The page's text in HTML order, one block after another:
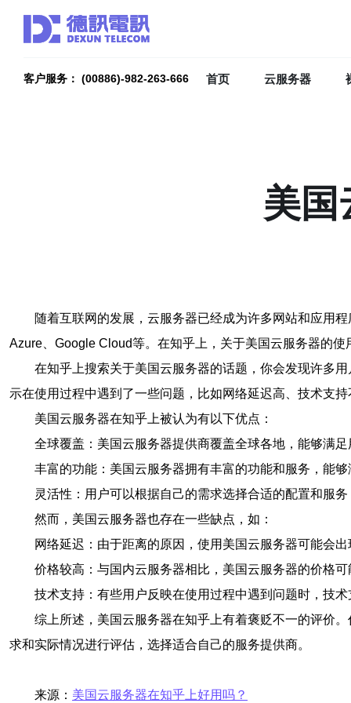
客户服务： (00886)-982-263-666 首页 云服务器
美国
随着互联网的发展，云服务器已经成为许多网站和应用
Azure、Google Cloud等。在知乎上，关于美国云服务器的
在知乎上搜索关于美国云服务器的话题，你会发现许多
示在使用过程中遇到了一些问题，比如网络延迟高、技术支
美国云服务器在知乎上被认为有以下优点：
全球覆盖：美国云服务器提供商覆盖全球各地，能够满
丰富的功能：美国云服务器拥有丰富的功能和服务，能
灵活性：用户可以根据自己的需求选择合适的配置和服
然而，美国云服务器也存在一些缺点，如：
网络延迟：由于距离的原因，使用美国云服务器可能会
价格较高：与国内云服务器相比，美国云服务器的价格
技术支持：有些用户反映在使用过程中遇到问题时，技
综上所述，美国云服务器在知乎上有着褒贬不一的评价
求和实际情况进行评估，选择适合自己的服务提供商。
来源： 美国云服务器在知乎上好用吗？